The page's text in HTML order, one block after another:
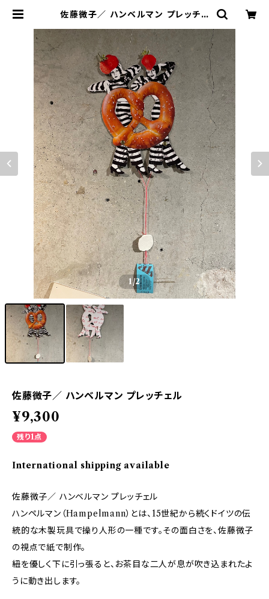
佐藤微子／ ハンベルマン プレッチェ
1/2
佐藤微子／ ハンベルマン プレッチェル
¥9,300
残り1点
International shipping available
佐藤微子／ ハンベルマン プレッチェル
ハンペルマン（Hampelmann）とは、15世紀から続くドイツの伝
統的な木製玩具で操り人形の一種です。その面白さを、佐藤微子
の視点で紙で制作。
紐を優しく下に引っ張ると、お茶目な二人が息が吹き込まれたよ
うに動き出します。